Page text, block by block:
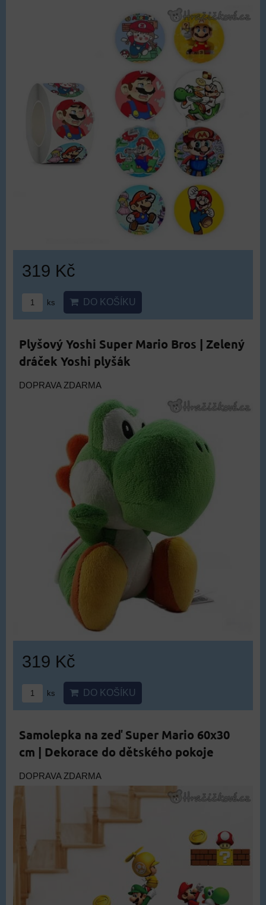
319 Kč
ks DO KOŠÍKU
Plyšový Yoshi Super Mario Bros | Zelený
dráček Yoshi plyšák
DOPRAVA ZDARMA
319 Kč
ks DO KOŠÍKU
Samolepka na zeď Super Mario 60x30
cm | Dekorace do dětského pokoje
DOPRAVA ZDARMA